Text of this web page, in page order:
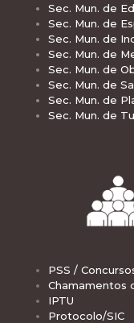
Sec. Mun. de
Sec. Mun. de
Sec. Mun. de
Sec. Mun. de
Sec. Mun. de
Sec. Mun. de
Sec. Mun. de
Sec. Mun. de
PSS /
Chamamentos
IPTU
Protocolo/SIC